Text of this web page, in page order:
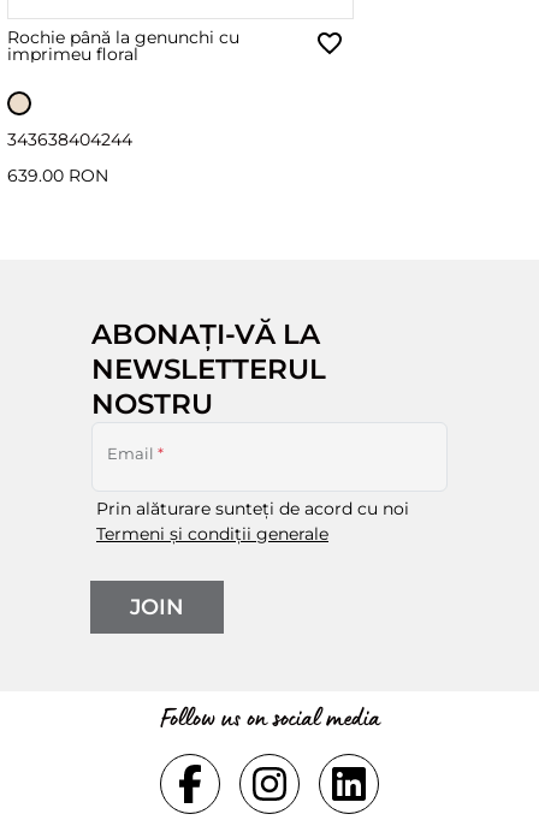
Rochie până la genunchi cu
imprimeu floral
343638404244
639.00 RON
ABONAȚI-VĂ LA
NEWSLETTERUL
NOSTRU
Email *
Prin alăturare sunteți de acord cu noi
Termeni și condiții generale
JOIN
Follow us on social media